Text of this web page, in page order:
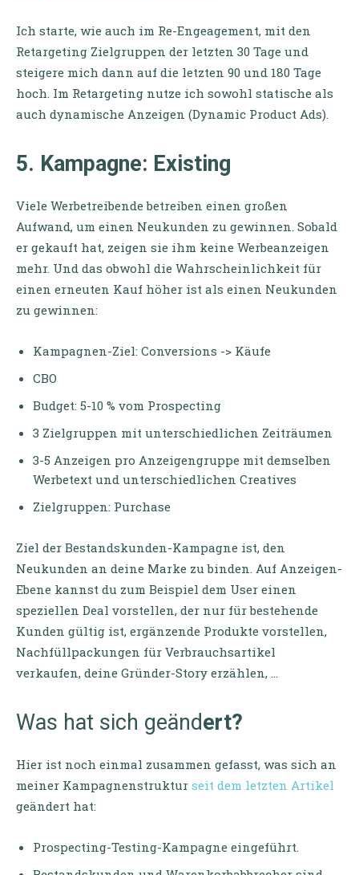
Ich starte, wie auch im Re-Engeagement, mit den
Retargeting Zielgruppen der letzten 30 Tage und
steigere mich dann auf die letzten 90 und 180 Tage
hoch. Im Retargeting nutze ich sowohl statische als
auch dynamische Anzeigen (Dynamic Product Ads).
5. Kampagne: Existing
Viele Werbetreibende betreiben einen großen
Aufwand, um einen Neukunden zu gewinnen. Sobald
er gekauft hat, zeigen sie ihm keine Werbeanzeigen
mehr. Und das obwohl die Wahrscheinlichkeit für
einen erneuten Kauf höher ist als einen Neukunden
zu gewinnen:
Kampagnen-Ziel: Conversions -> Käufe
CBO
Budget: 5-10 % vom Prospecting
3 Zielgruppen mit unterschiedlichen Zeiträumen
3-5 Anzeigen pro Anzeigengruppe mit demselben
Werbetext und unterschiedlichen Creatives
Zielgruppen: Purchase
Ziel der Bestandskunden-Kampagne ist, den
Neukunden an deine Marke zu binden. Auf Anzeigen-
Ebene kannst du zum Beispiel dem User einen
speziellen Deal vorstellen, der nur für bestehende
Kunden gültig ist, ergänzende Produkte vorstellen,
Nachfüllpackungen für Verbrauchsartikel
verkaufen, deine Gründer-Story erzählen, …
Was hat sich geändert?
Hier ist noch einmal zusammen gefasst, was sich an
meiner Kampagnenstruktur seit dem letzten Artikel
geändert hat:
Prospecting-Testing-Kampagne eingeführt.